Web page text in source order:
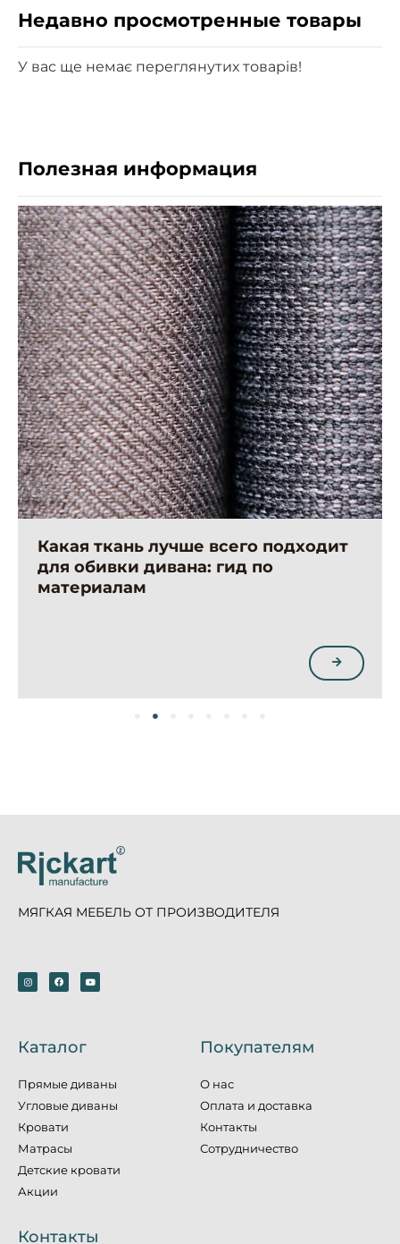
Недавно просмотренные товары
У вас ще немає переглянутих товарів!
Полезная информация
Какая ткань лучше всего подходит
для обивки дивана: гид по
материалам
МЯГКАЯ МЕБЕЛЬ ОТ ПРОИЗВОДИТЕЛЯ
Каталог
Прямые диваны
Угловые диваны
Кровати
Матрасы
Детские кровати
Акции
Покупателям
О нас
Оплата и доставка
Контакты
Сотрудничество
Контакты